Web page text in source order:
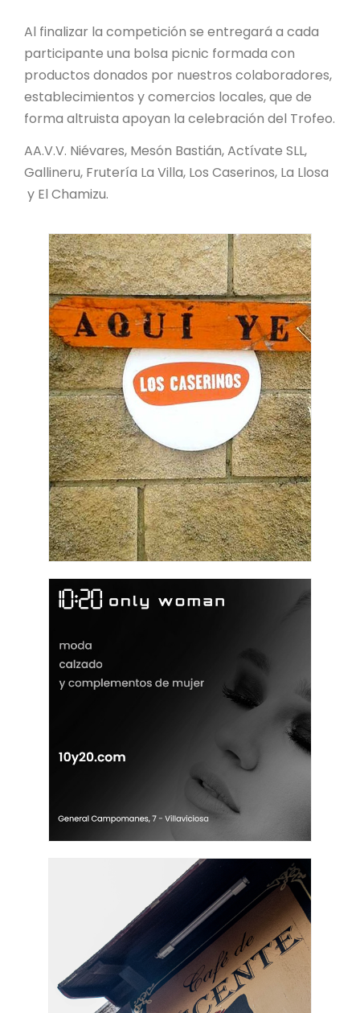
Al finalizar la competición se entregará a cada
participante una bolsa picnic formada con
productos donados por nuestros colaboradores,
establecimientos y comercios locales, que de
forma altruista apoyan la celebración del Trofeo.
AA.V.V. Niévares, Mesón Bastián, Actívate SLL,
Gallineru, Frutería La Villa, Los Caserinos, La Llosa
y El Chamizu.